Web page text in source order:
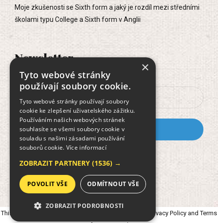
Moje zkušenosti se Sixth form a jaký je rozdíl mezi středními
školami typu College a Sixth form v Anglii
Newsletter
This site is protected by reCAPTCHA and the Google Privacy Policy andTerms
×
Tyto webové stránky
používají soubory cookie.
Tyto webové stránky používají soubory
cookie ke zlepšení uživatelského zážitku.
Používáním našich webových stránek
souhlasíte se všemi soubory cookie v
souladu s našimi zásadami používání
souborů cookie. Více informací
ZOBRAZIT PARTNERY (1536) →
POVOLIT VŠE ODMÍTNOUT VŠE
ZOBRAZIT PODROBNOSTI